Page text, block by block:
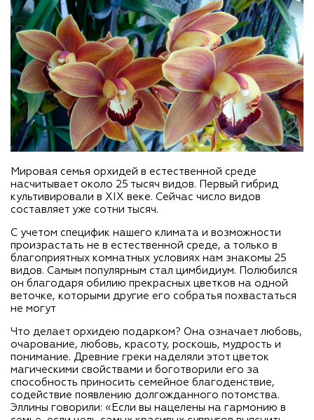
Мировая семья орхидей в естественной среде
насчитывает около 25 тысяч видов. Первый гибрид
культивировали в XIX веке. Сейчас число видов
составляет уже сотни тысяч.
С учетом специфик нашего климата и возможности
произрастать не в естественной среде, а только в
благоприятных комнатных условиях нам знакомы 25
видов. Самым популярным стал цимбидиум. Полюбился
он благодаря обилию прекрасных цветков на одной
веточке, которыми другие его собратья похвастаться
не могут
Что делает орхидею подарком? Она означает любовь,
очарование, любовь, красоту, роскошь, мудрость и
понимание. Древние греки наделяли этот цветок
магическими свойствами и боготворили его за
способность приносить семейное благоденствие,
содействие появлению долгожданного потомства.
Эллины говорили: «Если вы нацелены на гармонию в